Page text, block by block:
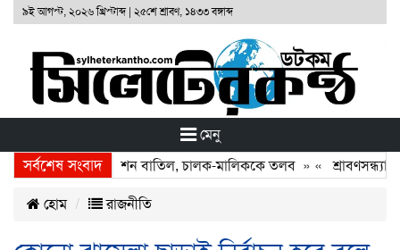
৯ই আগস্ট, ২০২৬ খ্রিস্টাব্দ| ২৫শে শ্রাবণ, ১৪৩৩ বঙ্গাব্দ
মেনু
সর্বশেষ সংবাদ
দুই বাসের রেজিস্ট্রেশন বাতিল, চালক-মালিককে তলব» «শ্রাবণসন্ধ্যায়
হোম রাজনীতি